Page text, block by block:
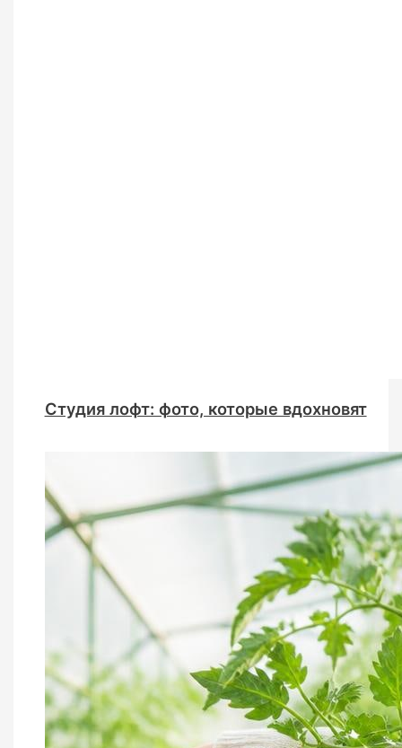
Студия лофт: фото, которые вдохновят